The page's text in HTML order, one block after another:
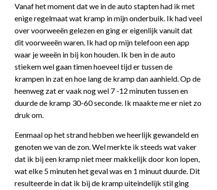
Vanaf het moment dat we in de auto stapten had ik met
enige regelmaat wat kramp in mijn onderbuik. Ik had veel
over voorweeën gelezen en ging er eigenlijk vanuit dat
dit voorweeën waren. Ik had op mijn telefoon een app
waar je weeën in bij kon houden. Ik ben in de auto
stiekem wel gaan timen hoeveel tijd er tussen de
krampen in zat en hoe lang de kramp dan aanhield. Op de
heenweg zat er vaak nog wel 7 -12 minuten tussen en
duurde de kramp 30-60 seconde. Ik maakte me er niet zo
druk om.
Eenmaal op het strand hebben we heerlijk gewandeld en
genoten we van de zon. Wel merkte ik steeds wat vaker
dat ik bij een kramp niet meer makkelijk door kon lopen,
wat elke 5 minuten het geval was en 1 minuut duurde. Dit
resulteerde in dat ik bij de kramp uiteindelijk stil ging